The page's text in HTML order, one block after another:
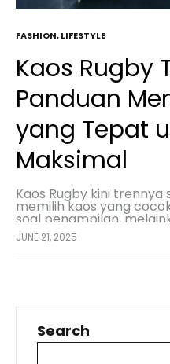
FASHION,LIFESTYLE
Kaos Rugby
Panduan
yang Tepat
Maksimal
Kaos Rugby kini trennya
memilih kaos yang
soal penampilan,
dan kenyamanan.
berbagai…
JUNE 21, 2025
Search